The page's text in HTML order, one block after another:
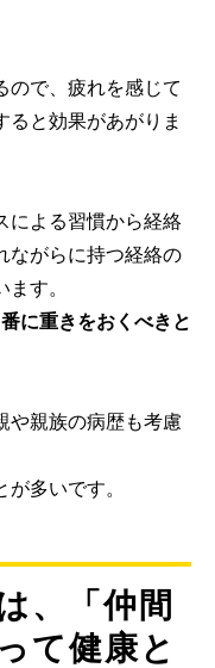
ので、疲れを感じて
ると効果があがりま
による習慣から経絡
ながらに持つ経絡の
す。
に重きをおくべきと
や親族の病歴も考慮
多いです。
、「仲間
て健康と